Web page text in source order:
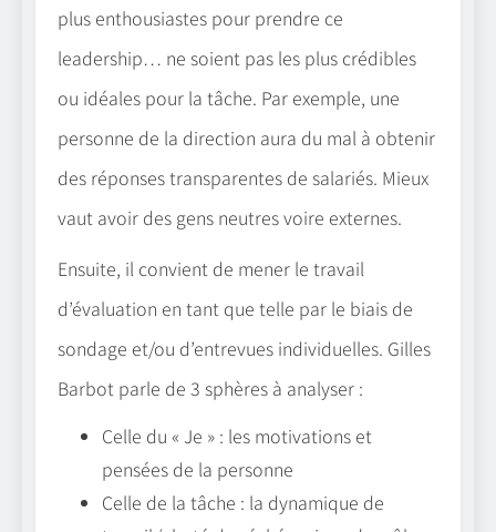
plus enthousiastes pour prendre ce
leadership… ne soient pas les plus crédibles
ou idéales pour la tâche. Par exemple, une
personne de la direction aura du mal à obtenir
des réponses transparentes de salariés. Mieux
vaut avoir des gens neutres voire externes.
Ensuite, il convient de mener le travail
d’évaluation en tant que telle par le biais de
sondage et/ou d’entrevues individuelles. Gilles
Barbot parle de 3 sphères à analyser :
Celle du « Je » : les motivations et
pensées de la personne
Celle de la tâche : la dynamique de